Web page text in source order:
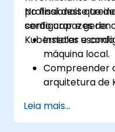
profissionais que
configurar e
Kubernetes
No final deste
serão capazes de:
Instalar e
máquina local.
Compreender
arquitetura de
usando o
Configurar
Leia mais...